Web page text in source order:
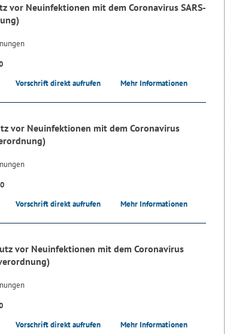
vor Neuinfektionen mit dem Coronavirus SARS-
Vorschrift direkt aufrufen Mehr Informationen
vor Neuinfektionen mit dem Coronavirus
Vorschrift direkt aufrufen Mehr Informationen
vor Neuinfektionen mit dem Coronavirus
Vorschrift direkt aufrufen Mehr Informationen